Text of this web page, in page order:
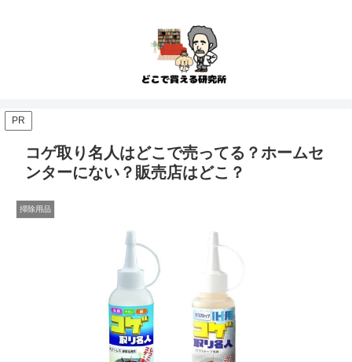
PR
コゲ取り名人はどこで売ってる？ホームセ
ンターにない？販売店はどこ？
掃除用品